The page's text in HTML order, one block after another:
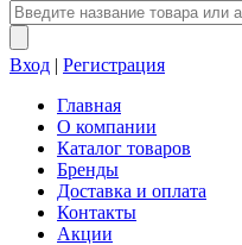
Вход | Регистрация
Главная
О компании
Каталог товаров
Бренды
Доставка и оплата
Контакты
Акции